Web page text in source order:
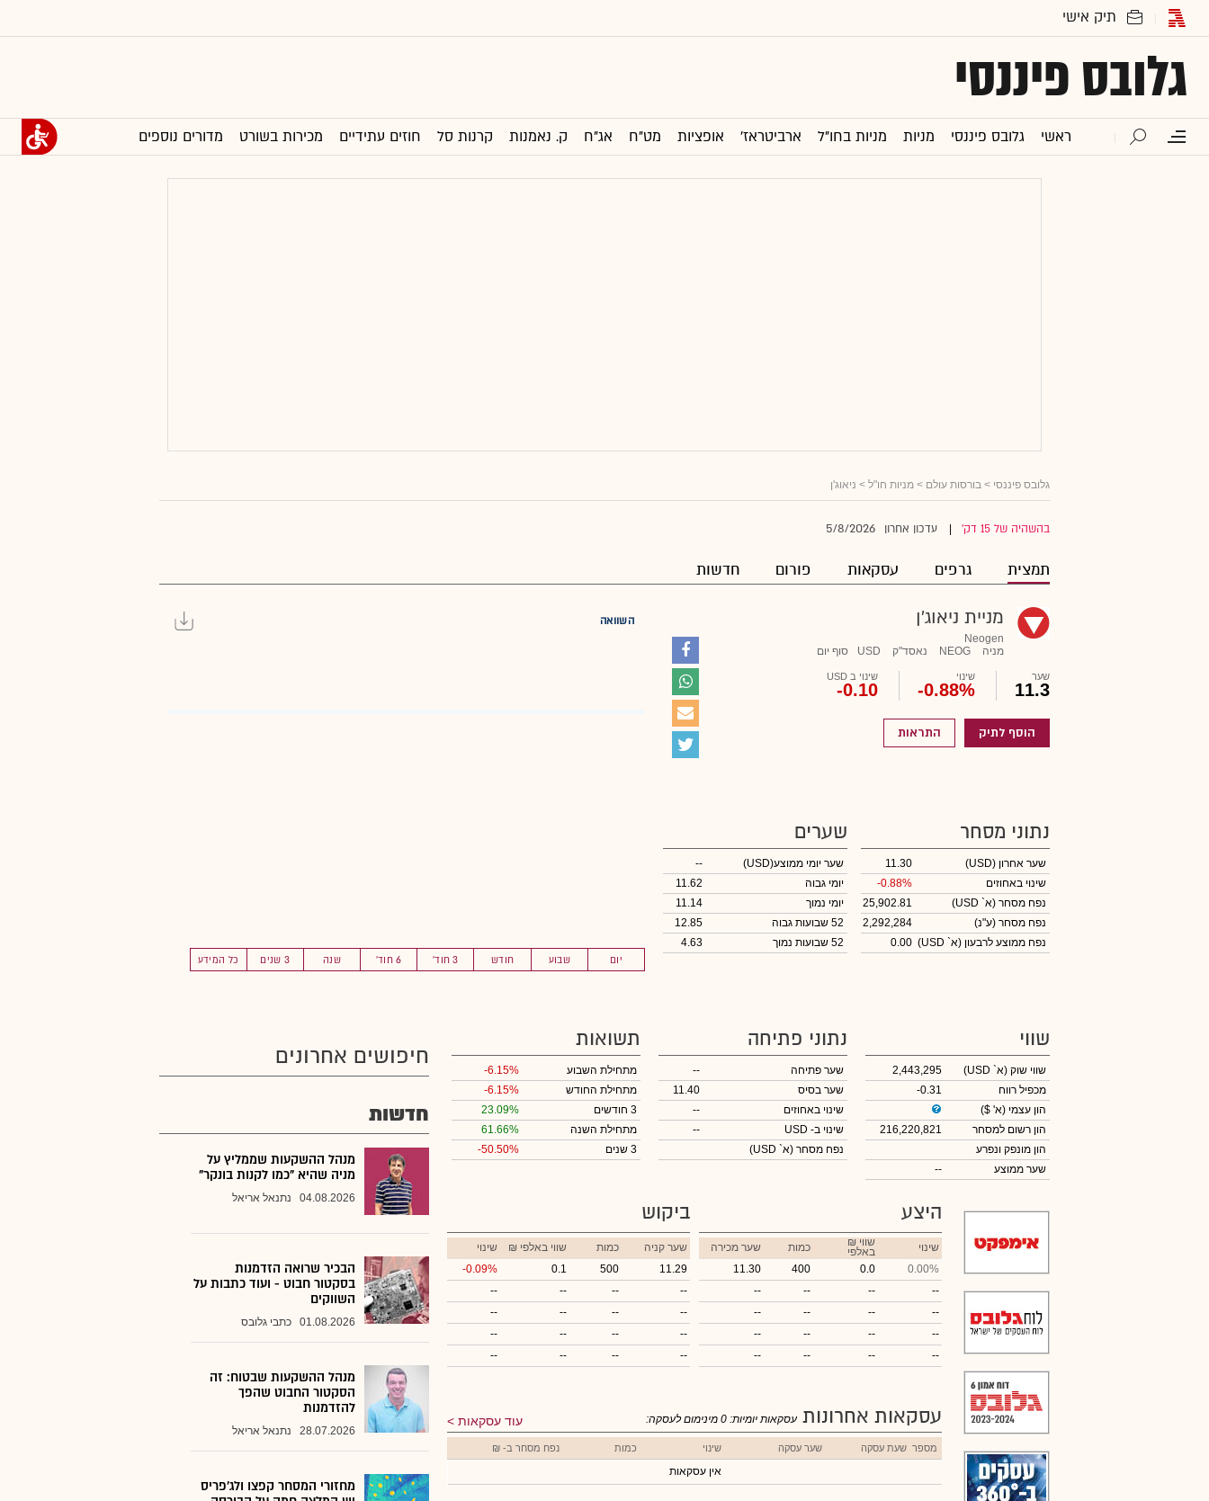
גלובס פיננסי
ראשי גלובס פיננסי מניות מניות בחו"ל ארביטראז' אופציות מט"ח אג"ח ק. נאמנות קרנות סל חוזים עתידיים מכירות בשורט מדורים נוספים
גלובס פיננסי > בורסות עולם > מניות חו"ל > ניאוג'ן
בהשהיה של 15 דק' עדכון אחרון 5/8/2026
תמצית גרפים עסקאות פורום חדשות
מניית ניאוג'ן
Neogen
מניה
NEOG נאסד"ק USD סוף יום
שער
11.3
שינוי
-0.88%
שינוי ב USD
-0.10
הוסף לתיק התראות
השוואה
יום שבוע חודש 3 חוד' 6 חוד' שנה 3 שנים כל המידע
נתוני מסחר
שער אחרון (USD)
11.30
שינוי באחוזים
-0.88%
נפח מסחר (א` USD)
25,902.81
נפח מסחר (ע"נ)
2,292,284
נפח ממוצע לרבעון (א` USD)
0.00
שערים
שער יומי ממוצע(USD)
--
יומי גבוה
11.62
יומי נמוך
11.14
52 שבועות גבוה
12.85
52 שבועות נמוך
4.63
שווי
שווי שוק (א` USD)
2,443,295
מכפיל רווח
-0.31
הון עצמי (א' $)
הון רשום למסחר
216,220,821
הון מונפק ונפרע
שער ממוצע
--
נתוני פתיחה
שער פתיחה
--
שער בסיס
11.40
שינוי באחוזים
--
שינוי ב- USD
--
נפח מסחר (א` USD)
תשואות
מתחילת השבוע
-6.15%
מתחילת החודש
-6.15%
3 חודשים
23.09%
מתחילת השנה
61.66%
3 שנים
-50.50%
היצע
שינוי ₪ שווי
באלפי כמות
שער מכירה
0.00%
0.0
400
11.30
--
--
--
--
--
--
--
--
--
--
--
--
--
--
--
--
ביקוש
שער קניה כמות ₪ שווי באלפי
שינוי
11.29
500
0.1
-0.09%
--
--
--
--
--
--
--
--
--
--
--
--
--
--
--
--
עסקאות אחרונות עוד עסקאות עסקאות יומיות: 0 מינימום לעסקה:
מספר שעת עסקה שער עסקה שינוי כמות נפח מסחר ב- ₪
אין עסקאות
חיפושים אחרונים
חדשות
מנהל ההשקעות שממליץ על
מניה שהיא "כמו לקנות בונקר"
04.08.2026 נתנאל אריאל
הבכיר שרואה הזדמנות
בסקטור חבוט - ועוד כתבות על
השווקים
01.08.2026 כתבי גלובס
מנהל ההשקעות שבטוח: זה
הסקטור החבוט שהפך
להזדמנות
28.07.2026 נתנאל אריאל
מחזורי המסחר קפצו ולג'פריס